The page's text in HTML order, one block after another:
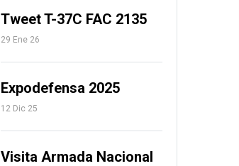
Tweet T-37C FAC 2135
29 Ene 26
Expodefensa 2025
12 Dic 25
Visita Armada Nacional